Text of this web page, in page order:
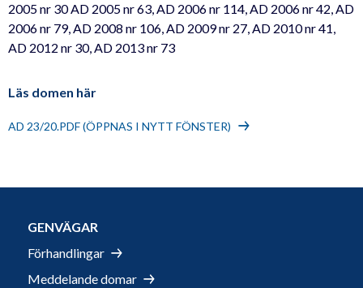
2005 nr 30 AD 2005 nr 63, AD 2006 nr 114, AD 2006 nr 42, AD
2006 nr 79, AD 2008 nr 106, AD 2009 nr 27, AD 2010 nr 41,
AD 2012 nr 30, AD 2013 nr 73
Läs domen här
AD 23/20.PDF (ÖPPNAS I NYTT FÖNSTER)
GENVÄGAR
Förhandlingar
Meddelande domar